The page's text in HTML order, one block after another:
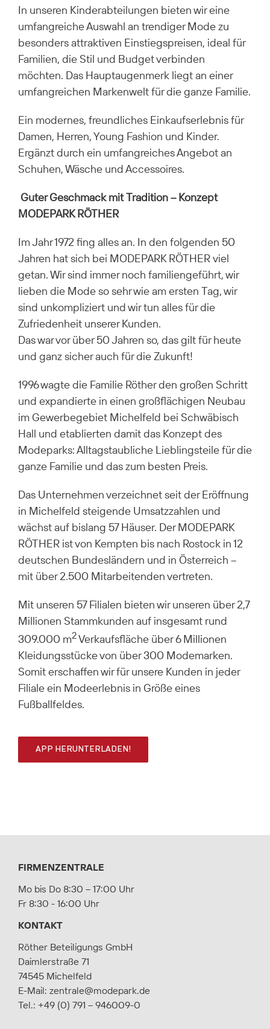
In unseren Kinderabteilungen bieten wir eine
umfangreiche Auswahl an trendiger Mode zu
besonders attraktiven Einstiegspreisen, ideal für
Familien, die Stil und Budget verbinden
möchten. Das Hauptaugenmerk liegt an einer
umfangreichen Markenwelt für die ganze Familie.
Ein modernes, freundliches Einkaufserlebnis für
Damen, Herren, Young Fashion und Kinder.
Ergänzt durch ein umfangreiches Angebot an
Schuhen, Wäsche und Accessoires.
Guter Geschmack mit Tradition – Konzept
MODEPARK RÖTHER
Im Jahr 1972 fing alles an. In den folgenden 50
Jahren hat sich bei MODEPARK RÖTHER viel
getan. Wir sind immer noch familiengeführt, wir
lieben die Mode so sehr wie am ersten Tag, wir
sind unkompliziert und wir tun alles für die
Zufriedenheit unserer Kunden.
Das war vor über 50 Jahren so, das gilt für heute
und ganz sicher auch für die Zukunft!
1996 wagte die Familie Röther den großen Schritt
und expandierte in einen großflächigen Neubau
im Gewerbegebiet Michelfeld bei Schwäbisch
Hall und etablierten damit das Konzept des
Modeparks: Alltagstaubliche Lieblingsteile für die
ganze Familie und das zum besten Preis.
Das Unternehmen verzeichnet seit der Eröffnung
in Michelfeld steigende Umsatzzahlen und
wächst auf bislang 57 Häuser. Der MODEPARK
RÖTHER ist von Kempten bis nach Rostock in 12
deutschen Bundesländern und in Österreich –
mit über 2.500 Mitarbeitenden vertreten.
Mit unseren 57 Filialen bieten wir unseren über 2,7
Millionen Stammkunden auf insgesamt rund
309.000 m2Verkaufsfläche über 6 Millionen
Kleidungsstücke von über 300 Modemarken.
Somit erschaffen wir für unsere Kunden in jeder
Filiale ein Modeerlebnis in Größe eines
Fußballfeldes.
APP HERUNTERLADEN!
FIRMENZENTRALE
Mo bis Do 8:30 – 17:00 Uhr
Fr 8:30 - 16:00 Uhr
KONTAKT
Röther Beteiligungs GmbH
Daimlerstraße 71
74545 Michelfeld
E-Mail: zentrale@modepark.de
Tel.: +49 (0) 791 – 946009-0